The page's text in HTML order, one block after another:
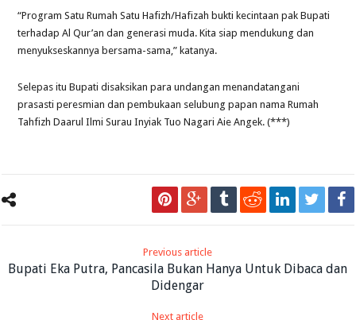
“Program Satu Rumah Satu Hafizh/Hafizah bukti kecintaan pak Bupati
terhadap Al Qur’an dan generasi muda. Kita siap mendukung dan
menyukseskannya bersama-sama,” katanya.
Selepas itu Bupati disaksikan para undangan menandatangani
prasasti peresmian dan pembukaan selubung papan nama Rumah
Tahfizh Daarul Ilmi Surau Inyiak Tuo Nagari Aie Angek. (***)
Previous article
Bupati Eka Putra, Pancasila Bukan Hanya Untuk Dibaca dan
Didengar
Next article